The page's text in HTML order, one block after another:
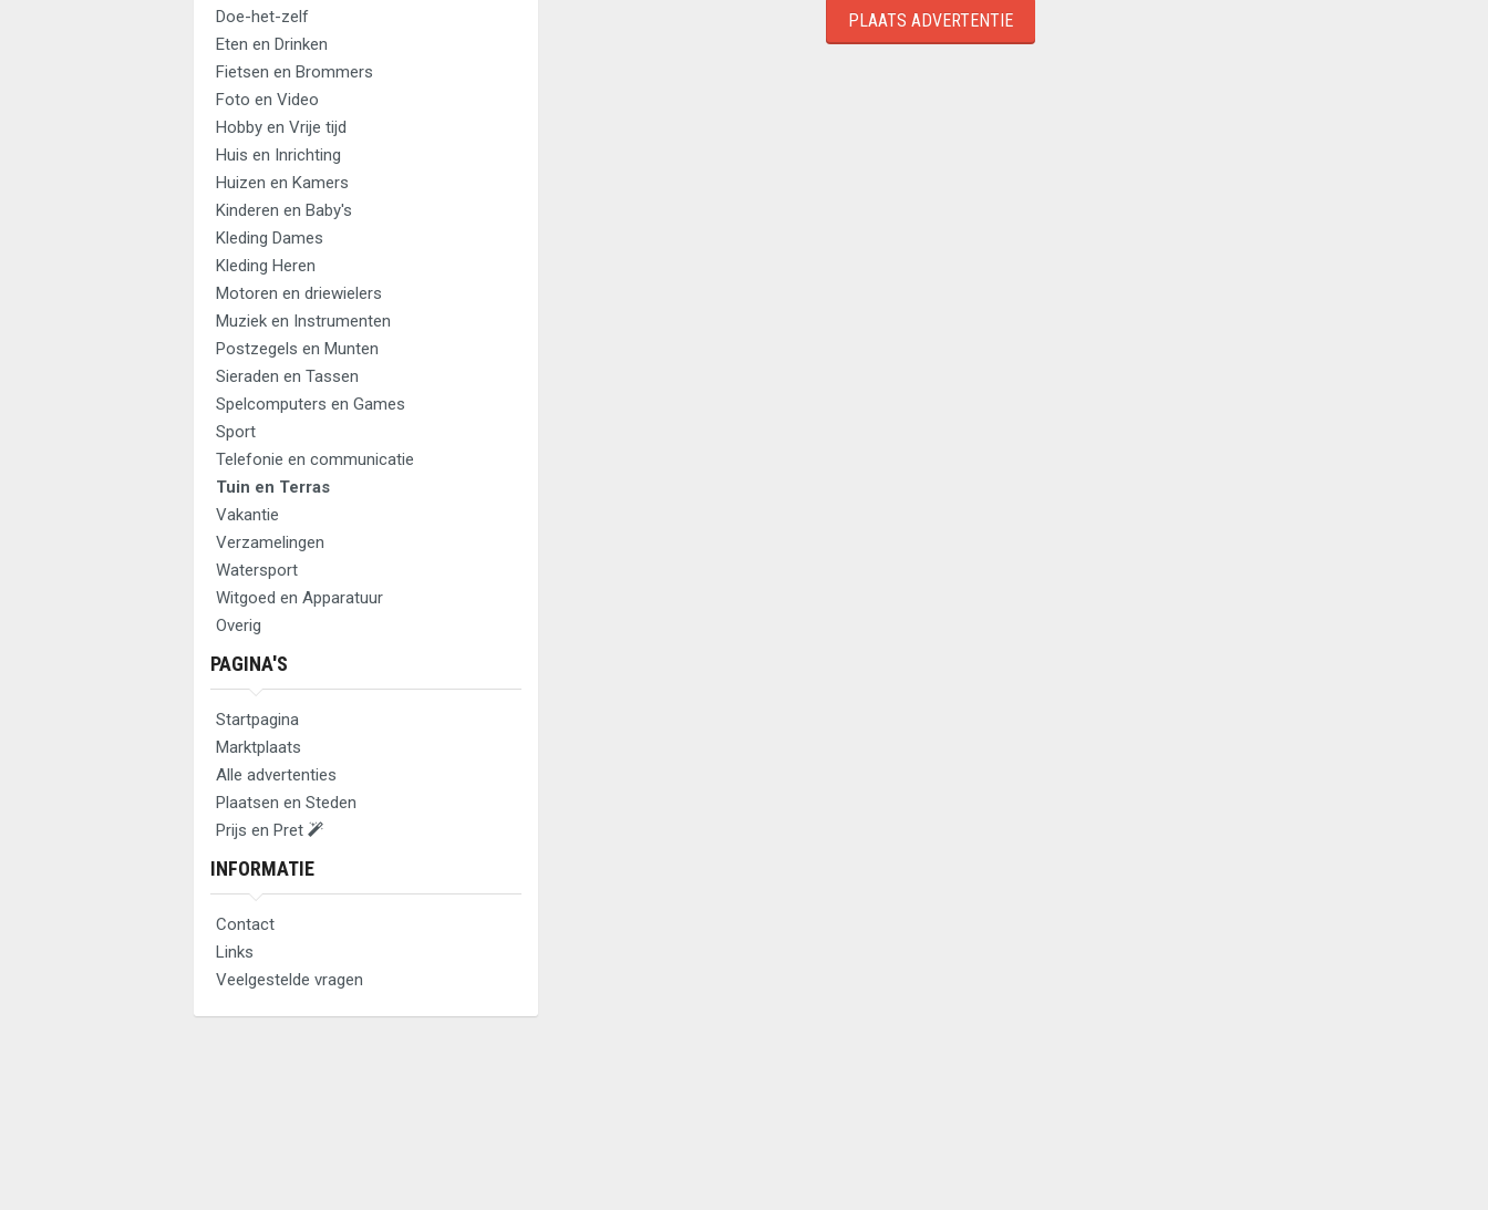
Doe-het-zelf
Eten en Drinken
Fietsen en Brommers
Foto en Video
Hobby en Vrije tijd
Huis en Inrichting
Huizen en Kamers
Kinderen en Baby's
Kleding Dames
Kleding Heren
Motoren en driewielers
Muziek en Instrumenten
Postzegels en Munten
Sieraden en Tassen
Spelcomputers en Games
Sport
Telefonie en communicatie
Tuin en Terras
Vakantie
Verzamelingen
Watersport
Witgoed en Apparatuur
Overig
PAGINA'S
Startpagina
Marktplaats
Alle advertenties
Plaatsen en Steden
Prijs en Pret
INFORMATIE
Contact
Links
Veelgestelde vragen
PLAATS ADVERTENTIE